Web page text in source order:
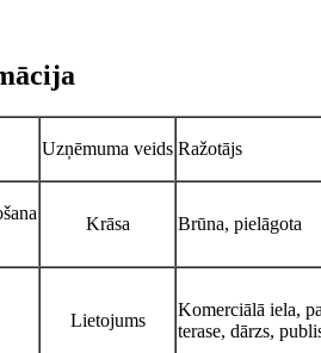
Uzņēmuma veids Ražotājs
Krāsa Brūna, pielāgota
Lietojums
Komerciālā iela,
terase, dārzs,